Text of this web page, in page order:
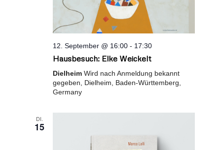
Hausbesuch: Elke Weickelt
12. September @ 16:00 - 17:30
DielheimWird nach Anmeldung bekannt
gegeben, Dielheim, Baden-Württemberg,
Germany
DI.
15